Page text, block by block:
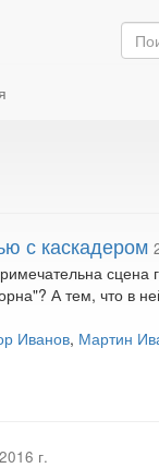
с каскадером
А тем, что в
Иванов, Мартин
г.